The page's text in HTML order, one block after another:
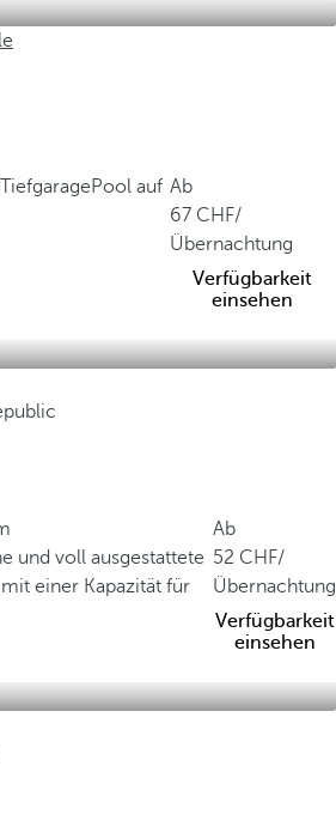
TiefgaragePool auf Ab
67
/
Übernachtung
Verfügbarkeit
einsehen
und voll ausgestattete
einer Kapazität für
Ab
52
/
Übernachtung
Verfügbarkeit
einsehen